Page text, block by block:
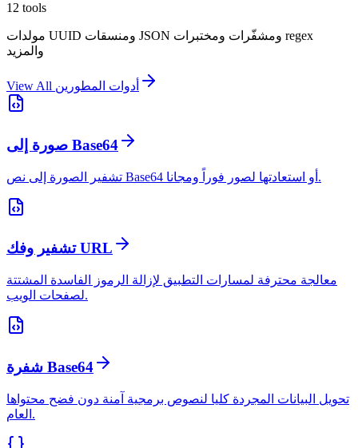
12 tools
مولدات UUID ومنسقات JSON ومشفّرات ومختبرات regex
والمزيد
View All أدوات المطورين
صورة إلى Base64
تشفير الصورة إلى نص Base64 أو استعادتها لصور فوراً ومجانا.
تشفير وفك URL
معالجة محترفة لمسارات التطبيق لإزالة الرموز الفاسدة المشتتة
لصفحات الويب.
شفرة Base64
تحويل البيانات المجردة كليا لنصوص برمجية آمنة دون فضح محتواها
العام.